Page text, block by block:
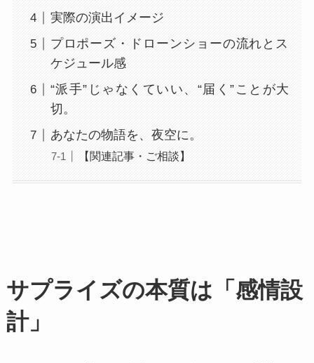
実際の演出イメージ
プロポーズ・ドローンショーの流れとス
ケジュール感
“派手”じゃなくていい、“届く”ことが大
切。
あなたの物語を、夜空に。
【関連記事・ご相談】
サプライズの本質は「感情設
計」